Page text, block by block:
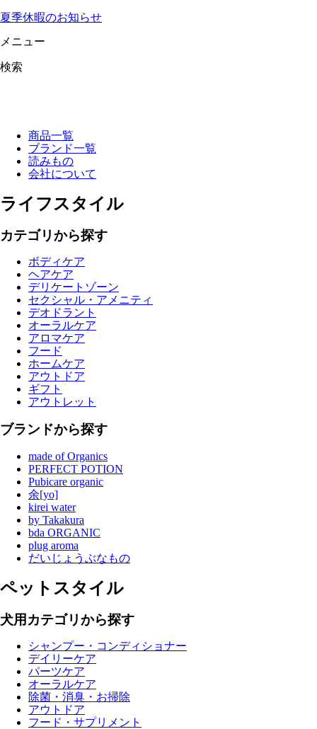
夏季休暇のお知らせ
メニュー
検索
商品一覧
ブランド一覧
読みもの
会社について
ライフスタイル
カテゴリから探す
ボディケア
ヘアケア
デリケートゾーン
セクシャル・アメニティ
デオドラント
オーラルケア
アロマケア
フード
ホームケア
アウトドア
ギフト
アウトレット
ブランドから探す
made of Organics
PERFECT POTION
Pubicare organic
余[yo]
kirei water
by Takakura
bda ORGANIC
plug aroma
だいじょうぶなもの
ペットスタイル
犬用カテゴリから探す
シャンプー・コンディショナー
デイリーケア
パーツケア
オーラルケア
除菌・消臭・お掃除
アウトドア
フード・サプリメント